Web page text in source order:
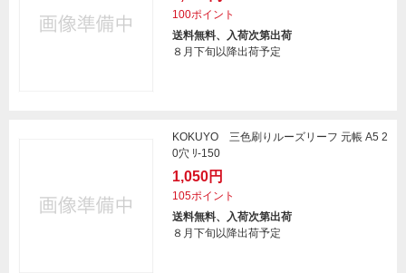
100ポイント
送料無料、入荷次第出荷
８月下旬以降出荷予定
KOKUYO 三色刷りルーズリーフ 元帳 A5 2
0穴 ﾘ-150
1,050円
105ポイント
送料無料、入荷次第出荷
８月下旬以降出荷予定